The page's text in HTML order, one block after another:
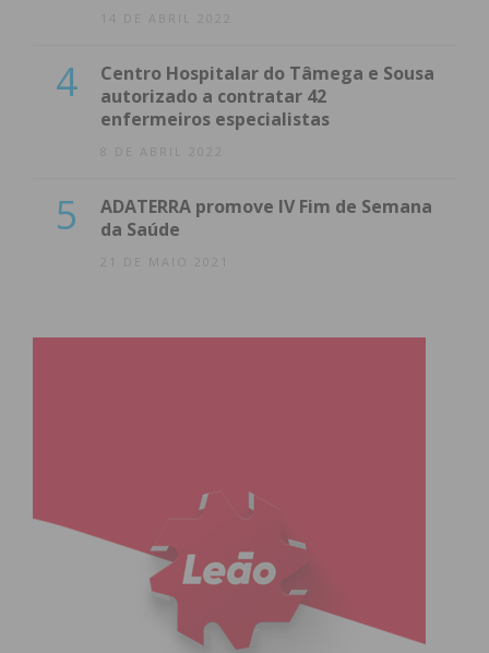
14 DE ABRIL 2022
4
Centro Hospitalar do Tâmega e Sousa
autorizado a contratar 42
enfermeiros especialistas
8 DE ABRIL 2022
5
ADATERRA promove IV Fim de Semana
da Saúde
21 DE MAIO 2021